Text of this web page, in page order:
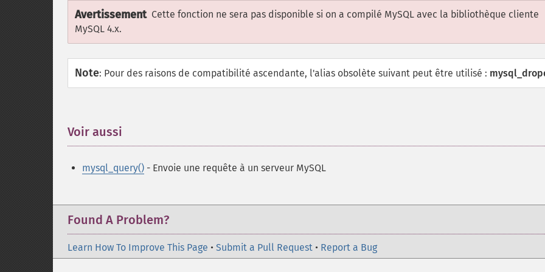
Avertissement Cette fonction ne sera pas disponible si on a compilé MySQL avec la bibliothèque cliente
MySQL 4.x.
Note: Pour des raisons de compatibilité ascendante, l'alias obsolète suivant peut être utilisé :
Voir aussi
mysql_query() - Envoie une requête à un serveur MySQL
Found A Problem?
Learn How To Improve This Page • Submit a Pull Request • Report a Bug